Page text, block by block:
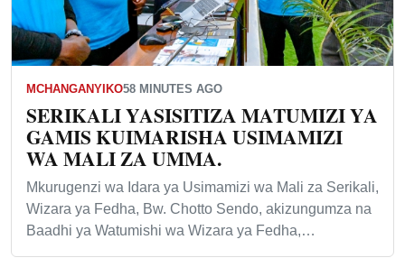
MCHANGANYIKO58 MINUTES AGO
SERIKALI YASISITIZA MATUMIZI YA
GAMIS KUIMARISHA USIMAMIZI
WA MALI ZA UMMA.
Mkurugenzi wa Idara ya Usimamizi wa Mali za Serikali,
Wizara ya Fedha, Bw. Chotto Sendo, akizungumza na
Baadhi ya Watumishi wa Wizara ya Fedha,…